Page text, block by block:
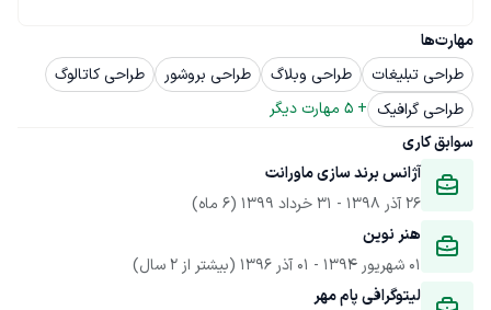
مهارت‌ها
طراحی تبلیغات
طراحی وبلاگ طراحی بروشور
طراحی کاتالوگ
طراحی گرافیک +
5 مهارت دیگر
سوابق کاری
آژانس برند سازی ماورانت
26 آذر 1398
- 31 خرداد 1399
(6 ماه)
هنر نوین
01 شهریور 1394
- 01 آذر 1396
(بیشتر از 2 سال)
لیتوگرافی پام مهر